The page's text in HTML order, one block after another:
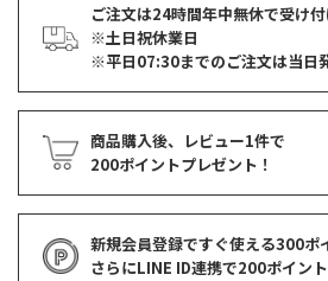
ご注文は24時間年中無休で受け付
※土日祝休業日
※平日07:30までのご注文は当日
商品購入後、レビュー1件で
200ポイントプレゼント！
新規会員登録ですぐ使える300ポ
さらにLINE ID連携で200ポイント